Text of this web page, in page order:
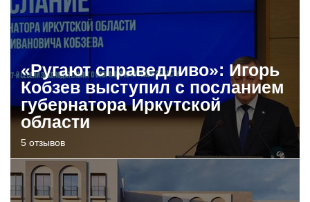
«Ругают справедливо»: Игорь
Кобзев выступил с посланием
губернатора Иркутской
области
5 отзывов